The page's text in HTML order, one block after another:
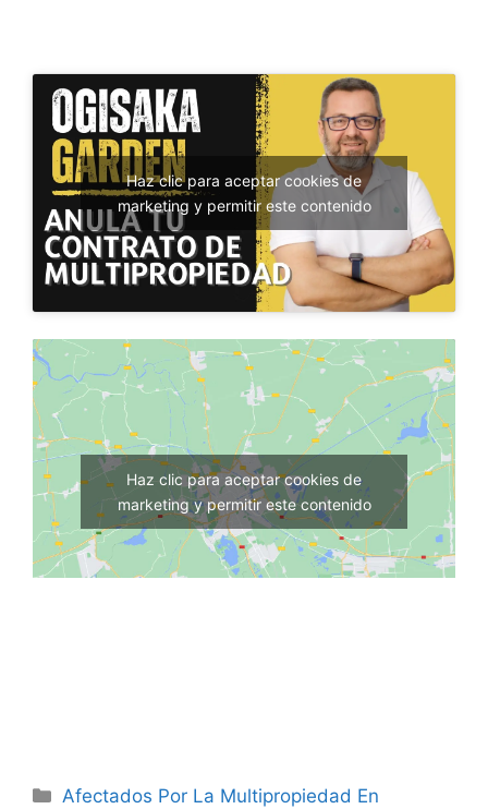
Haz clic para aceptar cookies de
marketing y permitir este contenido
Haz clic para aceptar cookies de
marketing y permitir este contenido
Categorías
Afectados Por La Multipropiedad En